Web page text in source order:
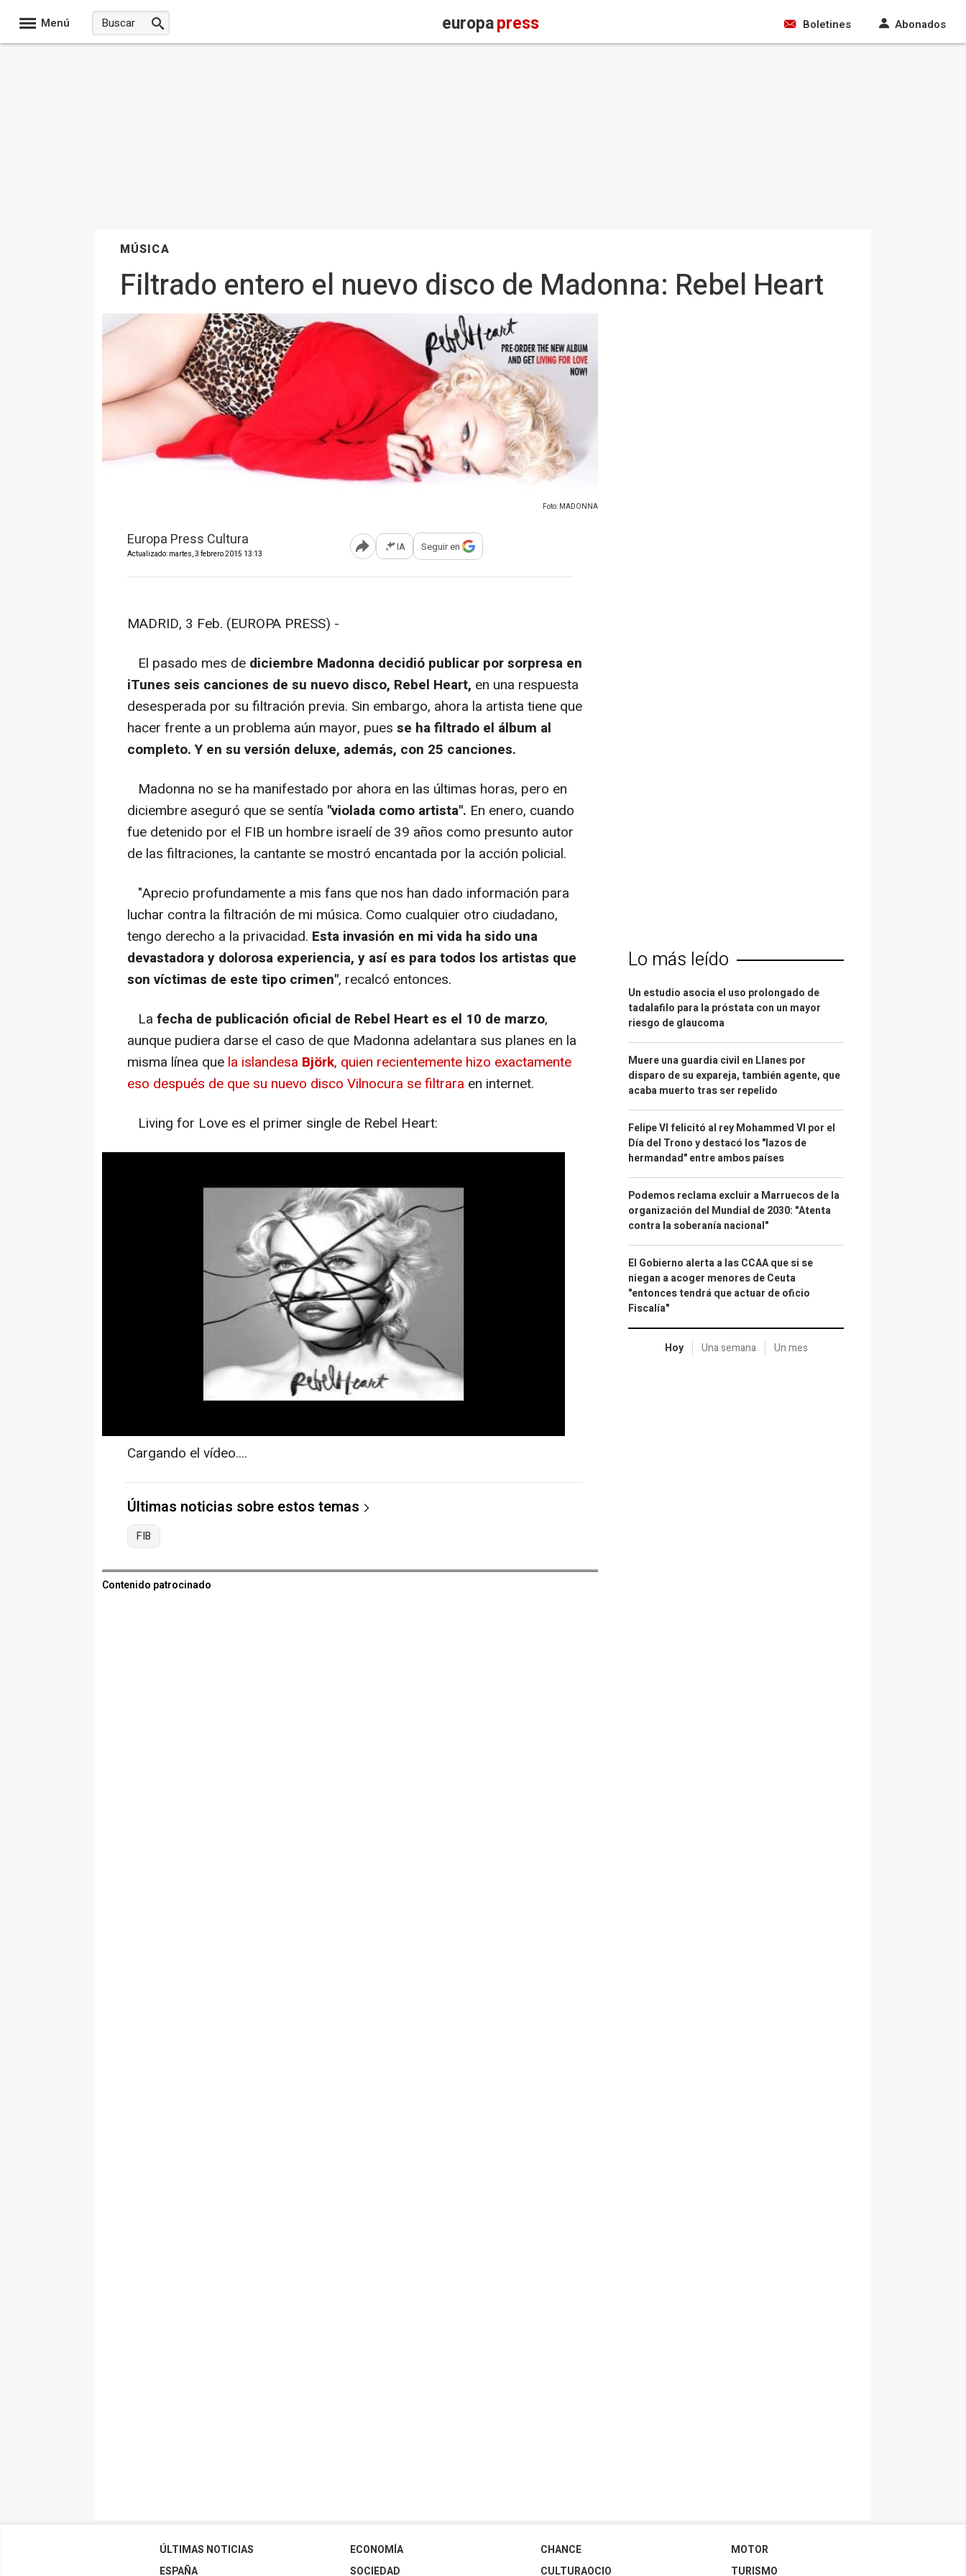
Menú europapress Boletines Abonados
MÚSICA
Filtrado entero el nuevo disco de Madonna: Rebel Heart
Foto: MADONNA
Europa Press Cultura
Actualizado: martes, 3 febrero 2015 13:13 Abrir opciones para compartir
IA Seguir en
MADRID, 3 Feb. (EUROPA PRESS) -
El pasado mes de diciembre Madonna decidió publicar por sorpresa en
iTunes seis canciones de su nuevo disco, Rebel Heart, en una respuesta
desesperada por su filtración previa. Sin embargo, ahora la artista tiene que
hacer frente a un problema aún mayor, pues se ha filtrado el álbum al
completo. Y en su versión deluxe, además, con 25 canciones.
Madonna no se ha manifestado por ahora en las últimas horas, pero en
diciembre aseguró que se sentía "violada como artista". En enero, cuando
fue detenido por el FIB un hombre israelí de 39 años como presunto autor
de las filtraciones, la cantante se mostró encantada por la acción policial.
"Aprecio profundamente a mis fans que nos han dado información para
luchar contra la filtración de mi música. Como cualquier otro ciudadano,
tengo derecho a la privacidad. Esta invasión en mi vida ha sido una
devastadora y dolorosa experiencia, y así es para todos los artistas que
son víctimas de este tipo crimen", recalcó entonces.
La fecha de publicación oficial de Rebel Heart es el 10 de marzo,
aunque pudiera darse el caso de que Madonna adelantara sus planes en la
misma línea que la islandesa Björk, quien recientemente hizo exactamente
eso después de que su nuevo disco Vilnocura se filtrara en internet.
Living for Love es el primer single de Rebel Heart:
Cargando el vídeo....
Últimas noticias sobre estos temas
FIB
Contenido patrocinado
Lo más leído
Un estudio asocia el uso prolongado de
tadalafilo para la próstata con un mayor
riesgo de glaucoma
Muere una guardia civil en Llanes por
disparo de su expareja, también agente, que
acaba muerto tras ser repelido
Felipe VI felicitó al rey Mohammed VI por el
Día del Trono y destacó los "lazos de
hermandad" entre ambos países
Podemos reclama excluir a Marruecos de la
organización del Mundial de 2030: "Atenta
contra la soberanía nacional"
El Gobierno alerta a las CCAA que si se
niegan a acoger menores de Ceuta
"entonces tendrá que actuar de oficio
Fiscalía"
Hoy Una semana Un mes
ÚLTIMAS NOTICIAS
ESPAÑA
ECONOMÍA
SOCIEDAD
CHANCE
CULTURAOCIO
MOTOR
TURISMO